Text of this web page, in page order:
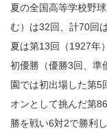
夏の全国高等学校野
む）は32回、計70回
夏は第13回（1927年
初優勝（優勝3回、準
園では初出場した第
オンとして挑んだ第
勝を戦い6対2で勝利